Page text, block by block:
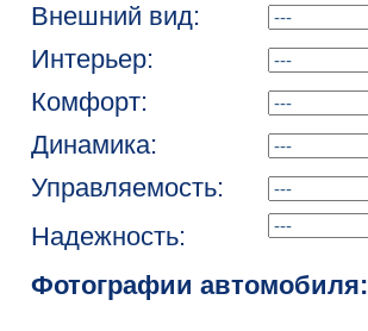
Внешний вид:
Интерьер:
Комфорт:
Динамика:
Управляемость:
Надежность:
Фотографии автомобиля: